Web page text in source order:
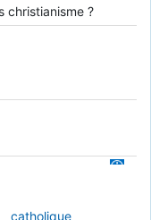
christianisme ?
catholique